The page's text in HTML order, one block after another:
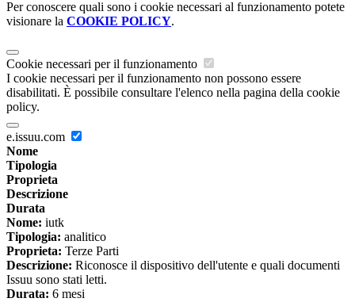
Per conoscere quali sono i cookie necessari al funzionamento potete
visionare la COOKIE POLICY.
Cookie necessari per il funzionamento
I cookie necessari per il funzionamento non possono essere
disabilitati. È possibile consultare l'elenco nella pagina della cookie
policy.
e.issuu.com
Nome
Tipologia
Proprieta
Descrizione
Durata
Nome: iutk
Tipologia: analitico
Proprieta: Terze Parti
Descrizione: Riconosce il dispositivo dell'utente e quali documenti
Issuu sono stati letti.
Durata: 6 mesi